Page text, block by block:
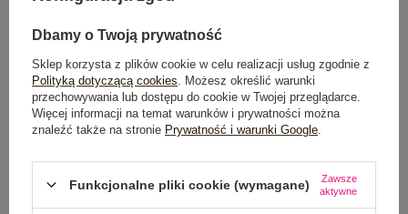
OPINIE O PRODUKCIE (0)
WYSYŁKA I DOSTAWA
ZWROTY I REKLAMACJE
Dbamy o Twoją prywatność
Sklep korzysta z plików cookie w celu realizacji usług zgodnie z
Polityką dotyczącą cookies . Możesz określić warunki
przechowywania lub dostępu do cookie w Twojej przeglądarce.
Więcej informacji na temat warunków i prywatności można
znaleźć także na stronie Prywatność i warunki Google
Funkcjonalne pliki cookie (wymagane)
Zawsze
aktywne